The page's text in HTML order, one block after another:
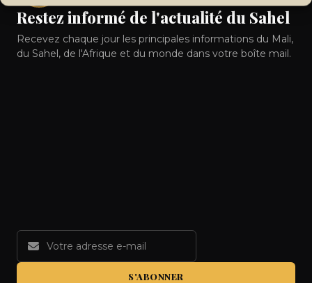
Restez informé de l'actualité du Sahel
Recevez chaque jour les principales informations du Mali,
du Sahel, de l'Afrique et du monde dans votre boîte mail.
S'ABONNER